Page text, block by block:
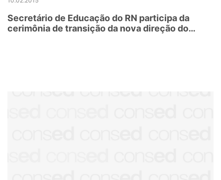
Secretário de Educação do RN participa da
cerimônia de transição da nova direção do